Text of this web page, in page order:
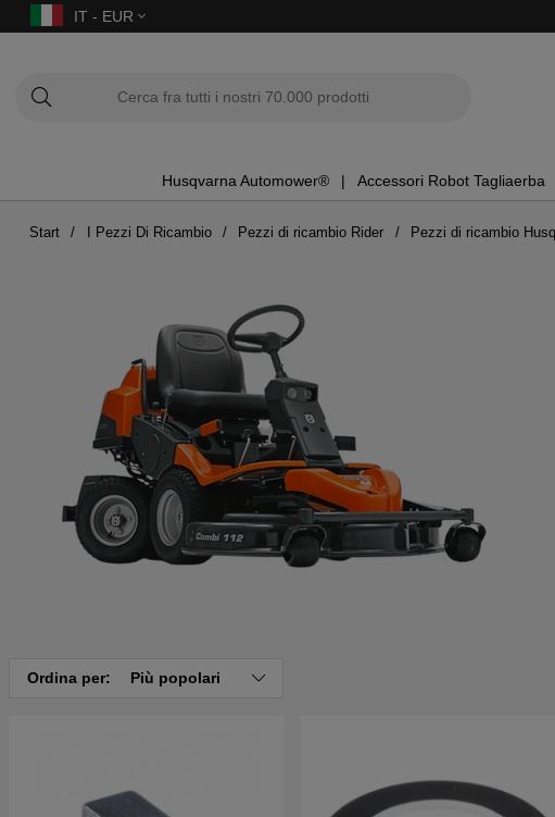
IT - EUR
Husqvarna Automower® Accessori Robot Tagliaerba
Start I Pezzi Di Ricambio Pezzi di ricambio Rider Pezzi di ricambio
Ordina per: Più popolari